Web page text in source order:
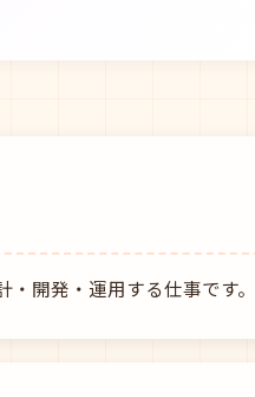
開発・運用する仕事です。